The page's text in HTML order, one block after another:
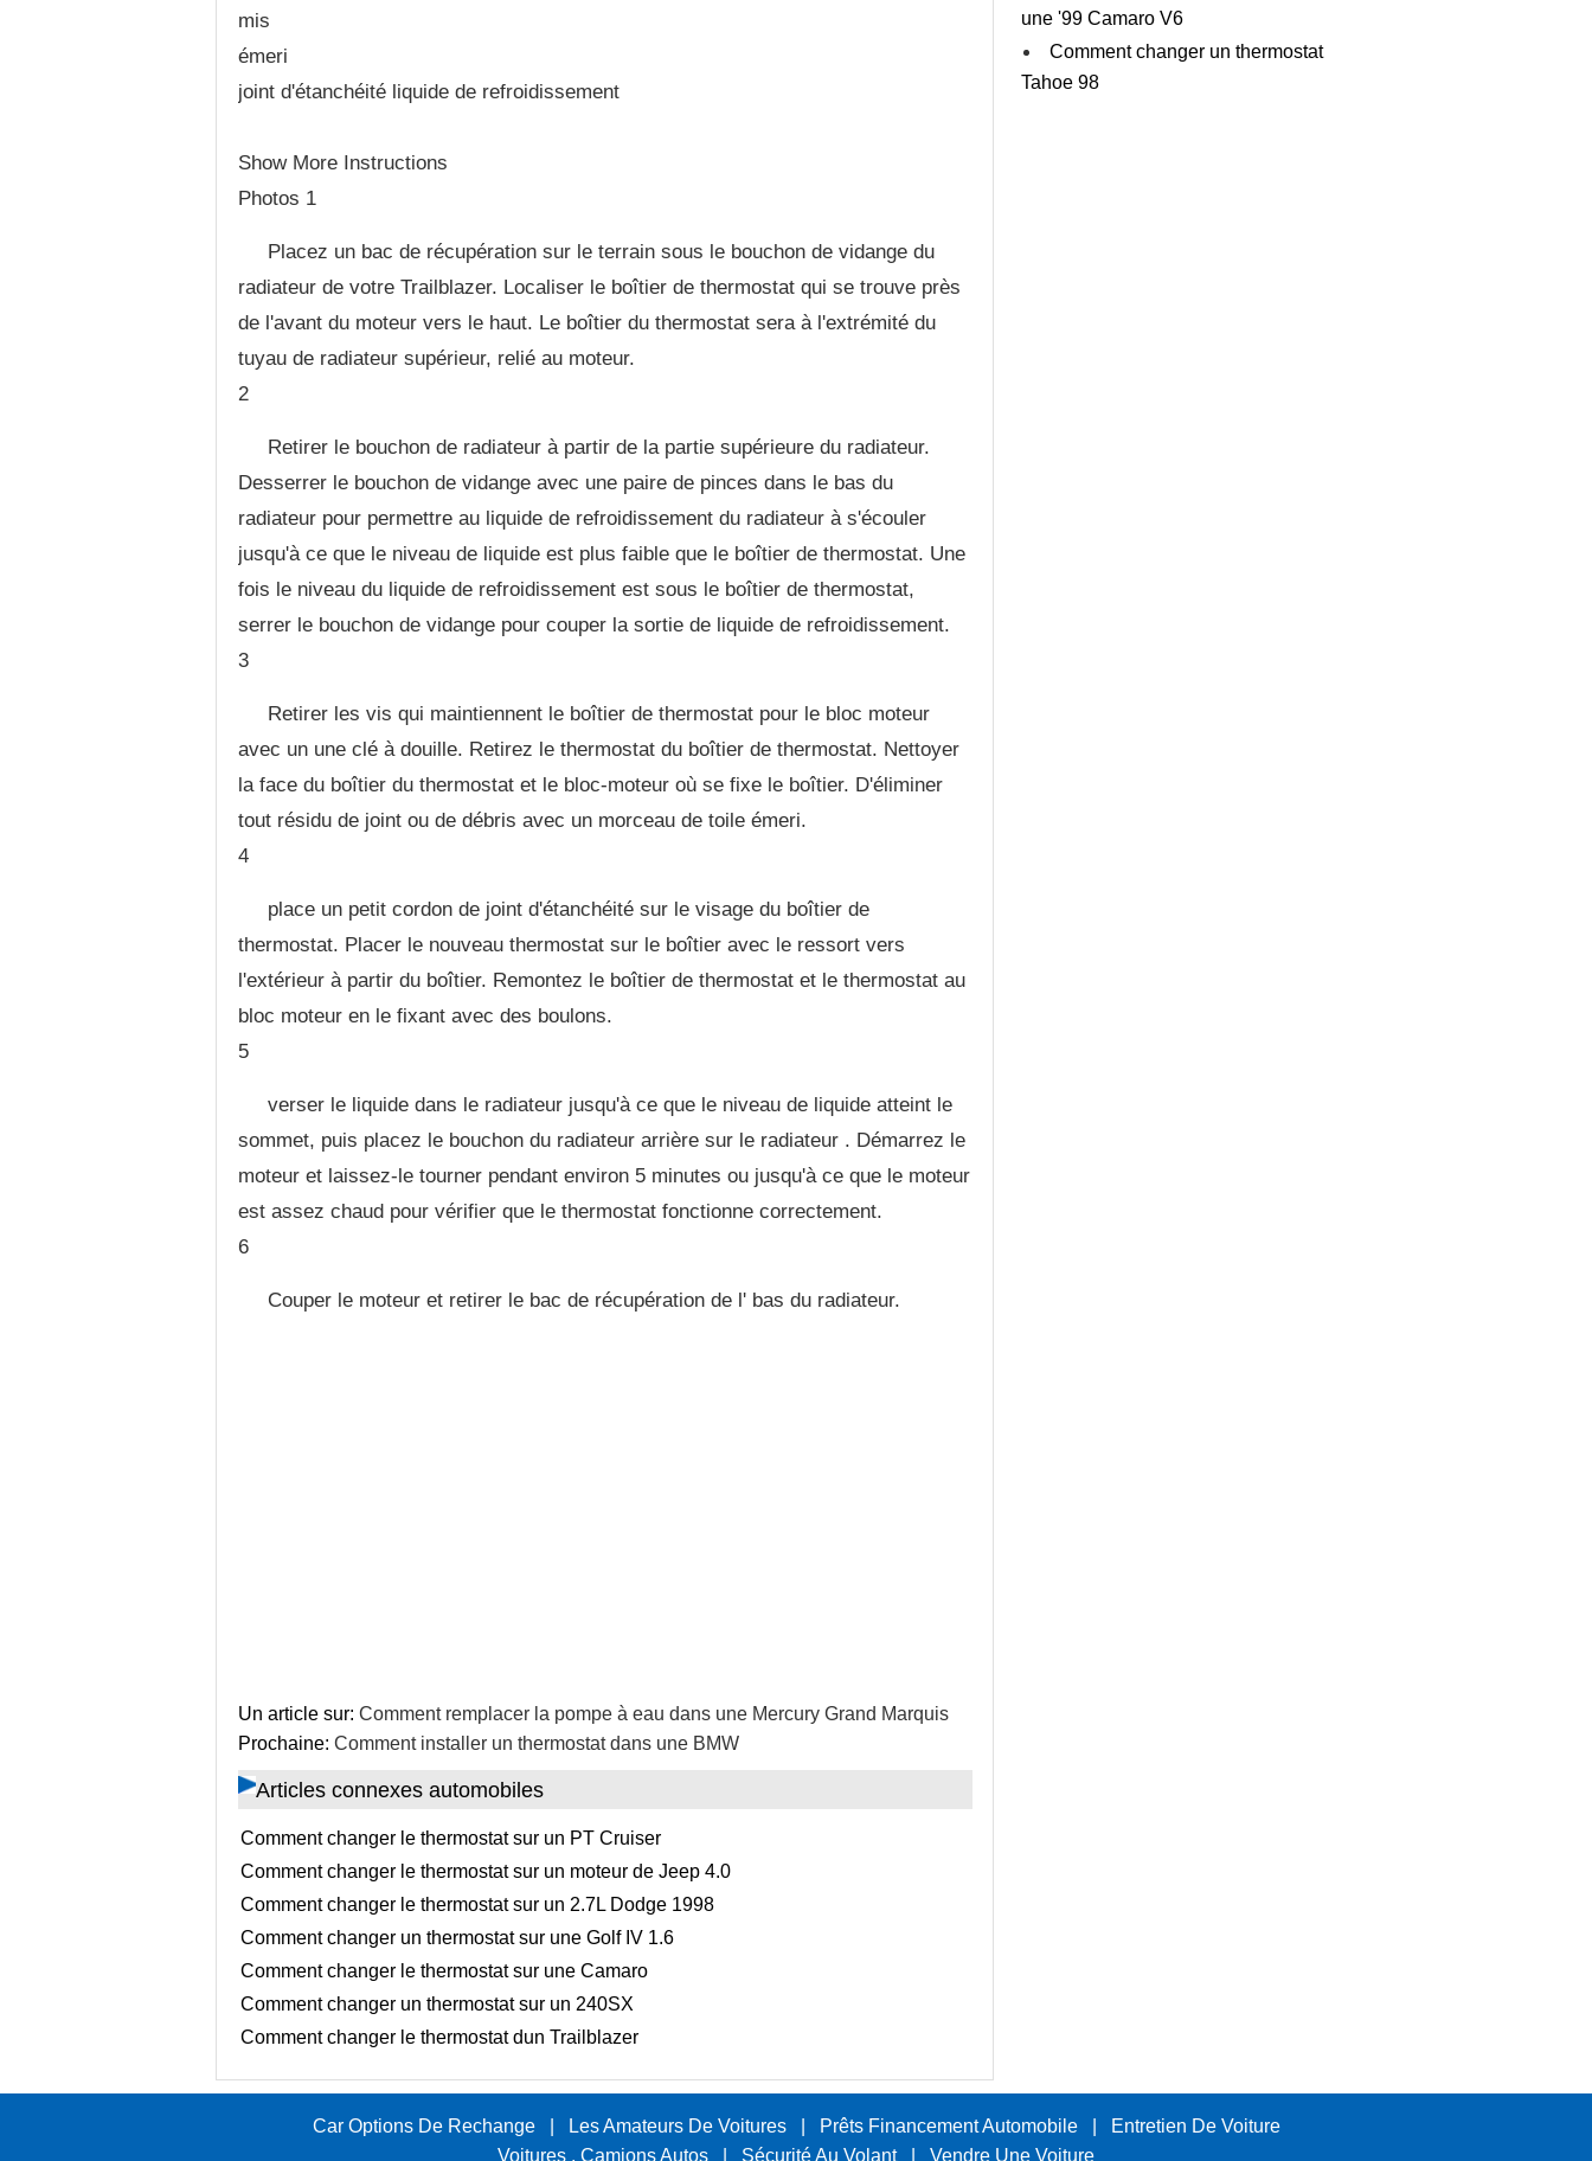
mis
émeri
joint d'étanchéité liquide de refroidissement
Show More Instructions
Photos 1
Placez un bac de récupération sur le terrain sous le bouchon de vidange du
radiateur de votre Trailblazer. Localiser le boîtier de thermostat qui se trouve près
de l'avant du moteur vers le haut. Le boîtier du thermostat sera à l'extrémité du
tuyau de radiateur supérieur, relié au moteur.
2
Retirer le bouchon de radiateur à partir de la partie supérieure du radiateur.
Desserrer le bouchon de vidange avec une paire de pinces dans le bas du
radiateur pour permettre au liquide de refroidissement du radiateur à s'écouler
jusqu'à ce que le niveau de liquide est plus faible que le boîtier de thermostat. Une
fois le niveau du liquide de refroidissement est sous le boîtier de thermostat,
serrer le bouchon de vidange pour couper la sortie de liquide de refroidissement.
3
Retirer les vis qui maintiennent le boîtier de thermostat pour le bloc moteur
avec un une clé à douille. Retirez le thermostat du boîtier de thermostat. Nettoyer
la face du boîtier du thermostat et le bloc-moteur où se fixe le boîtier. D'éliminer
tout résidu de joint ou de débris avec un morceau de toile émeri.
4
place un petit cordon de joint d'étanchéité sur le visage du boîtier de
thermostat. Placer le nouveau thermostat sur le boîtier avec le ressort vers
l'extérieur à partir du boîtier. Remontez le boîtier de thermostat et le thermostat au
bloc moteur en le fixant avec des boulons.
5
verser le liquide dans le radiateur jusqu'à ce que le niveau de liquide atteint le
sommet, puis placez le bouchon du radiateur arrière sur le radiateur . Démarrez le
moteur et laissez-le tourner pendant environ 5 minutes ou jusqu'à ce que le moteur
est assez chaud pour vérifier que le thermostat fonctionne correctement.
6
Couper le moteur et retirer le bac de récupération de l' bas du radiateur.
Un article sur: Comment remplacer la pompe à eau dans une Mercury Grand Marquis
Prochaine: Comment installer un thermostat dans une BMW
Articles connexes automobiles
Comment changer le thermostat sur un PT Cruiser
Comment changer le thermostat sur un moteur de Jeep 4.0
Comment changer le thermostat sur un 2.7L Dodge 1998
Comment changer un thermostat sur une Golf IV 1.6
Comment changer le thermostat sur une Camaro
Comment changer un thermostat sur un 240SX
Comment changer le thermostat dun Trailblazer
une '99 Camaro V6
Comment changer un thermostat
Tahoe 98
Car Options De Rechange Les Amateurs De Voitures Prêts Financement Automobile
Entretien De Voiture
Voitures , Camions Autos
Sécurité Au Volant Vendre Une Voiture